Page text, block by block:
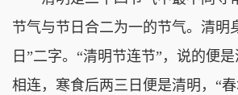
节气与节日合二为一的节气。清明
日”二字。“清明节连节”，说的便
相连，寒食后两三日便是清明，“春